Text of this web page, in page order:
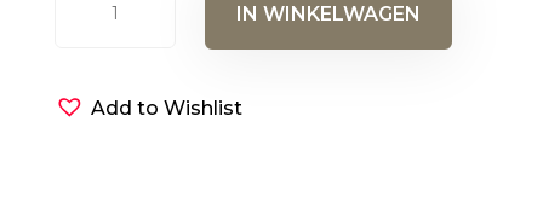
waarheid
(E-
IN WINKELWAGEN
Add to Wishlist